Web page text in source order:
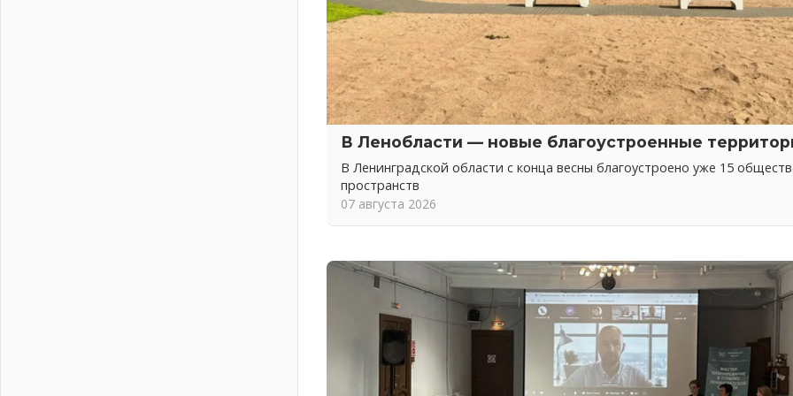
В Ленобласти — новые благоустроенные
В Ленинградской области с конца весны благоустроено уже 15
пространств
07 августа 2026